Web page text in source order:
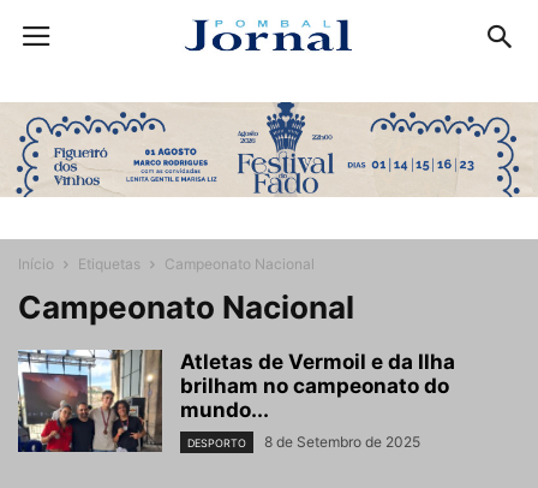
Início Etiquetas Campeonato Nacional
Campeonato Nacional
Atletas de Vermoil e da Ilha
brilham no campeonato do
mundo...
DESPORTO 8 de Setembro de 2025